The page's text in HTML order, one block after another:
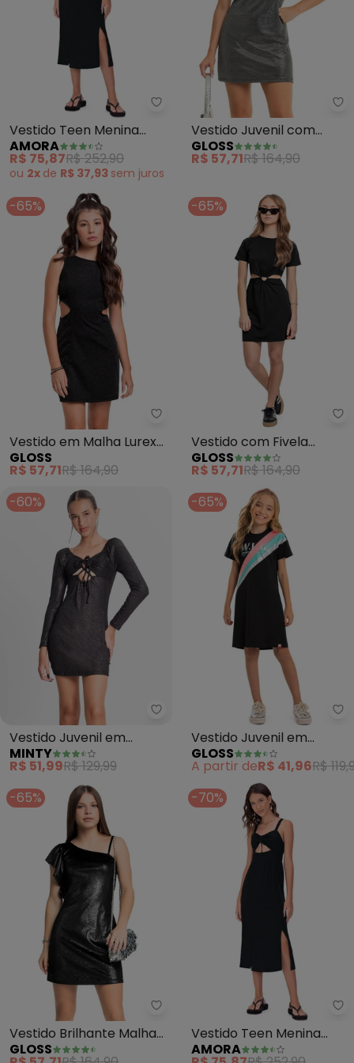
Amora - Vestido Teen Menina
Vestido Teen Menina
(Preto)
AMORA
R$ 75,87R$ 252,90
ou 2x de R$ 37,93 sem juros
Vestido Juvenil com
Brilho (Preto)
GLOSS
R$ 57,71R$ 164,90
-65%
Gloss - Vestido em Malha
Vestido em Malha Lurex
Juvenil (Preto)
GLOSS
R$ 57,71R$ 164,90
-65%
Vestido com Fivela
Juvenil (Preto)
GLOSS
R$ 57,71R$ 164,90
-60%
Minty - Vestido Juvenil em
Vestido Juvenil em
Ribana Canelada Lurex
(Preto)
MINTY
R$ 51,99R$ 129,99
-65%
Vestido Juvenil em
Cotton (Preto)
GLOSS
A partir deR$ 41,96R$
-65%
Gloss - Vestido Brilhante
Vestido Brilhante Malha
Veludo (Preto)
GLOSS
-70%
Vestido Teen Menina
(Preto)
AMORA